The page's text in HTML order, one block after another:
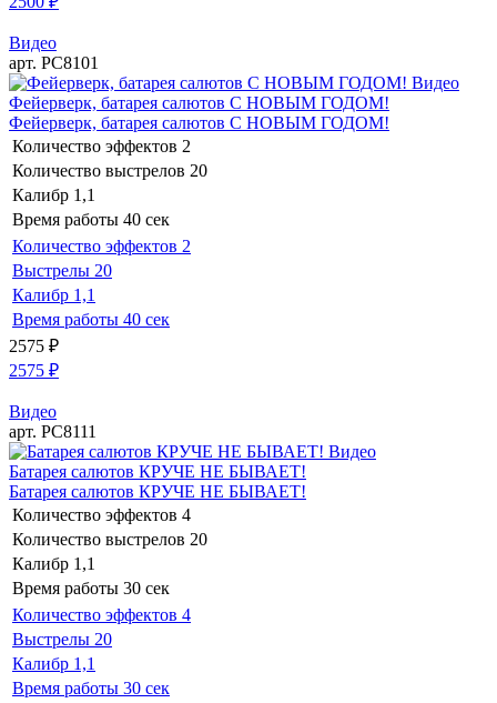
Видео
арт. РС8101
Видео
Фейерверк, батарея салютов С НОВЫМ ГОДОМ!
Фейерверк, батарея салютов С НОВЫМ ГОДОМ!
Количество эффектов 2
Количество выстрелов 20
Калибр 1,1
Время работы 40 сек
Количество эффектов 2
Выстрелы 20
Калибр 1,1
Время работы 40 сек
2575 ₽
2575 ₽
Видео
арт. РС8111
Видео
Батарея салютов КРУЧЕ НЕ БЫВАЕТ!
Батарея салютов КРУЧЕ НЕ БЫВАЕТ!
Количество эффектов 4
Количество выстрелов 20
Калибр 1,1
Время работы 30 сек
Количество эффектов 4
Выстрелы 20
Калибр 1,1
Время работы 30 сек